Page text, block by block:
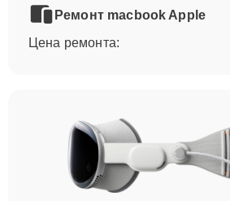
Ремонт macbook Apple
Цена ремонта: